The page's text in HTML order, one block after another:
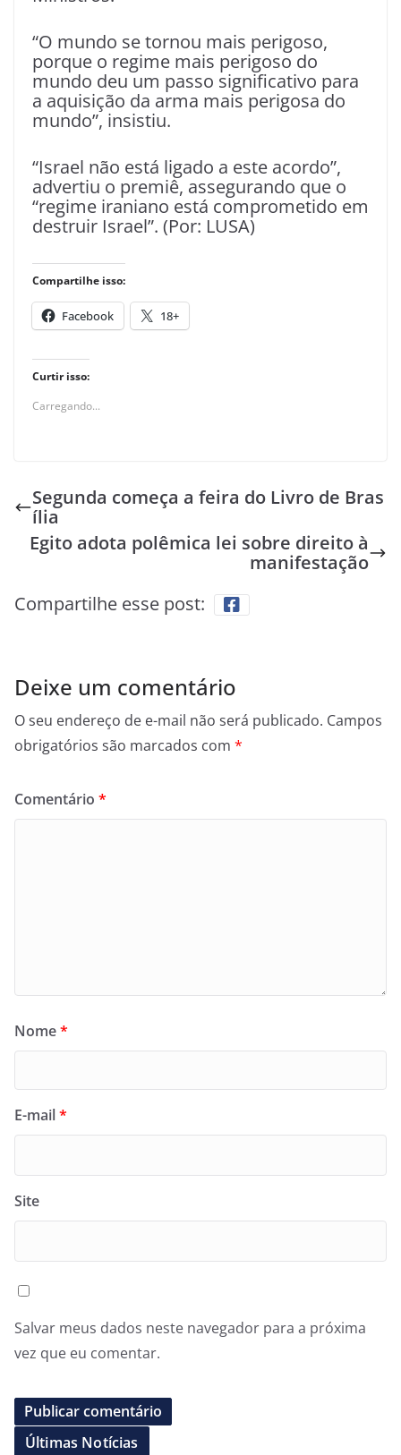
“O mundo se tornou mais perigoso,
porque o regime mais perigoso do
mundo deu um passo significativo para
a aquisição da arma mais perigosa do
mundo”, insistiu.
“Israel não está ligado a este acordo”,
advertiu o premiê, assegurando que o
“regime iraniano está comprometido em
destruir Israel”. (Por: LUSA)
Compartilhe isso:
Facebook 18+
Curtir isso:
Carregando...
Segunda começa a feira do Livro de Bras
ília
Egito adota polêmica lei sobre direito à
manifestação
Compartilhe esse post:
Deixe um comentário
O seu endereço de e-mail não será publicado. Campos
obrigatórios são marcados com *
Comentário *
Nome*
E-mail*
Site
Salvar meus dados neste navegador para a próxima
vez que eu comentar.
Últimas Notícias